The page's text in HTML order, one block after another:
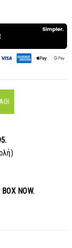
NOW.